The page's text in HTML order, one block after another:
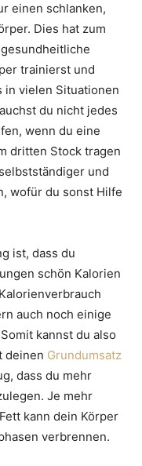
einen schlanken,
Dies hat zum
trainierst und
in vielen Situationen
du nicht jedes
wenn du eine
dritten Stock tragen
und
wofür du sonst Hilfe
ist, dass du
schön Kalorien
auch noch einige
kannst du also
deinen Grundumsatz
dass du mehr
Je mehr
kann dein Körper
verbrennen.